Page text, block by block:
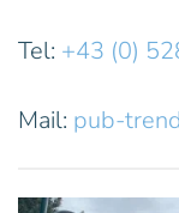
Tel: +43 (0)
Mail: pub-